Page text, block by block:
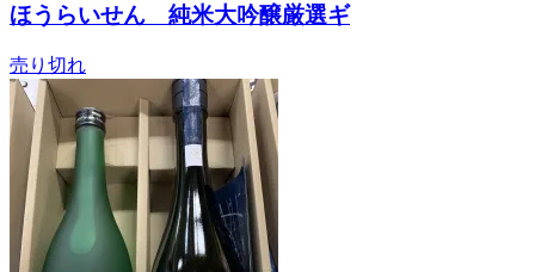
ほうらいせん 純米大吟醸厳選ギ
売り切れ